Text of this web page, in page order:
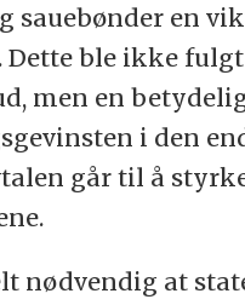
sauebønder en
ble ikke
men en
i den
går til å
nødvendig at